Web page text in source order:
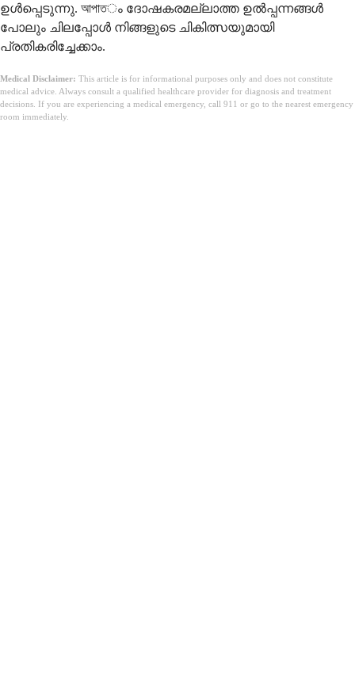
ഉൾപ്പെടുന്നു. আপাতം ദോഷകരമല്ലാത്ത ഉൽപ്പന്നങ്ങൾ
പോലും ചിലപ്പോൾ നിങ്ങളുടെ ചികിത്സയുമായി
പ്രതികരിച്ചേക്കാം.
Medical Disclaimer: This article is for informational purposes only and does not constitute
medical advice. Always consult a qualified healthcare provider for diagnosis and treatment
decisions. If you are experiencing a medical emergency, call 911 or go to the nearest emergency
room immediately.